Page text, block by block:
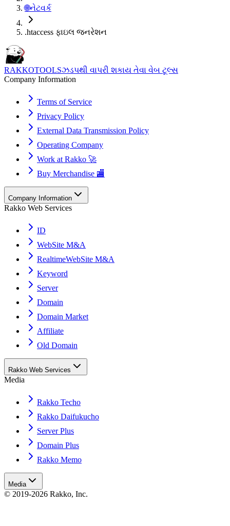
🌐નેટવર્ક
.htaccess ફાઇલ જનરેશન
RAKKOTOOLSઝડપથી વાપરી શકાય તેવા વેબ ટૂલ્સ
Company Information
Terms of Service
Privacy Policy
External Data Transmission Policy
Operating Company
Work at Rakko 🚀
Buy Merchandise 🏬
Company Information
Rakko Web Services
ID
WebSite M&A
RealtimeWebSite M&A
Keyword
Server
Domain
Domain Market
Affiliate
Old Domain
Rakko Web Services
Media
Rakko Techo
Rakko Daifukucho
Server Plus
Domain Plus
Rakko Memo
Media
© 2019-2026 Rakko, Inc.